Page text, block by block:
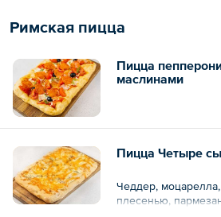
Римская пицца
Пицца пепперони
маслинами
Пицца Четыре
Чеддер,
плесенью,